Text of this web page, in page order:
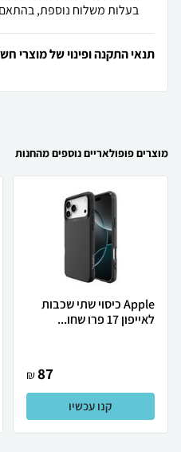
בעלות משלוח נוספת,
תנאי התקנה ופינוי של מוצרי
מוצרים פופולאריים נוספים מהחנות
Apple כיסוי שתי שכבות
לאייפון 17 פרו שחו...
87
₪
קנו עכשיו